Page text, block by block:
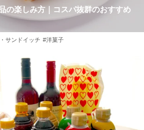
の楽しみ方｜コスパ抜群のおすすめ
サンドイッチ #洋菓子